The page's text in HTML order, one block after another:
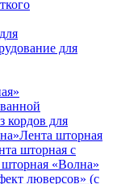
для
кордов для
Лента шторная
шторная с
«Волна»
люверсов» (с